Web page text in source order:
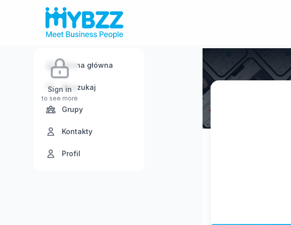
Sign in
to see more
Strona główna
Wyszukaj
Grupy
Kontakty
Profil